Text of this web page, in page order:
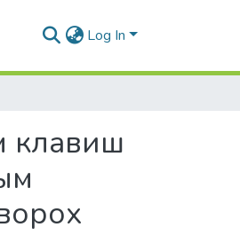
Log In
клавиш